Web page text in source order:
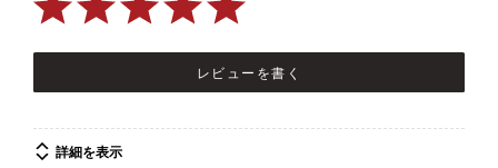
レビューを書く
詳細を表示